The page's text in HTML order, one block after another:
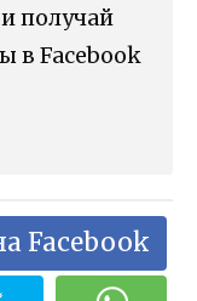
получай
в Facebook
Facebook